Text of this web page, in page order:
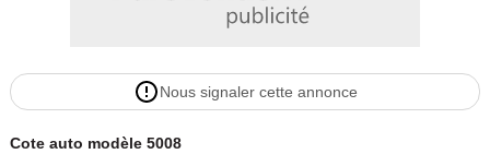
Nous signaler cette annonce
Cote auto modèle 5008